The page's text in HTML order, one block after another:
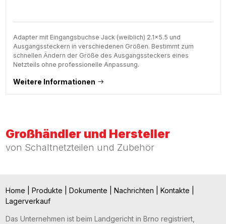
Adapter mit Eingangsbuchse Jack (weiblich) 2.1x5.5 und
Ausgangssteckern in verschiedenen Größen. Bestimmt zum
schnellen Ändern der Größe des Ausgangssteckers eines
Netzteils ohne professionelle Anpassung.
Weitere Informationen
Großhändler und Hersteller
von Schaltnetzteilen und Zubehör
Home Produkte Dokumente Nachrichten Kontakte
Lagerverkauf
Das Unternehmen ist beim Landgericht in Brno registriert,